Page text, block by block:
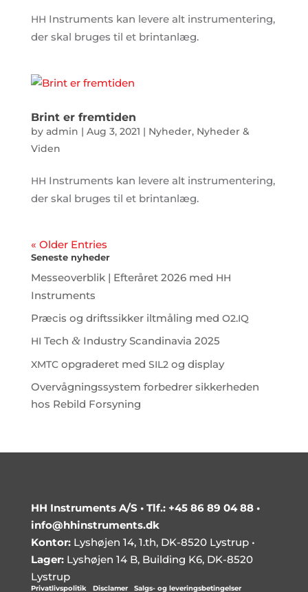
HH Instruments kan levere alt instrumentering,
der skal bruges til et brintanlæg.
Brint er fremtiden
by admin | Aug 3, 2021 | Nyheder, Nyheder &
Viden
HH Instruments kan levere alt instrumentering,
der skal bruges til et brintanlæg.
« Older Entries
Seneste nyheder
Messeoverblik | Efteråret 2026 med HH
Instruments
Præcis og driftssikker iltmåling med O2.IQ
HI Tech &Industry Scandinavia 2025
XMTCopgraderet med SIL2 og display
Overvågningssystem forbedrer sikkerheden
hos Rebild Forsyning
HH Instruments A/S • Tlf.: +45 86 89 04 88•
info@hhinstruments.dk
Kontor:Lyshøjen 14, 1.th, DK-8520 Lystrup •
Lager:Lyshøjen 14 B, Building K6, DK-8520
Lystrup
Privatlivspolitik| Disclamer| Salgs- og leveringsbetingelser